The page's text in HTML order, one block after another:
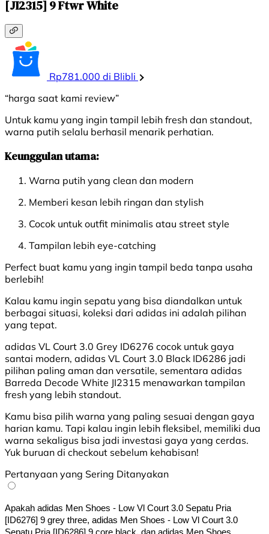
[JI2315] 9 Ftwr White
Rp781.000 di Blibli
“harga saat kami review”
Untuk kamu yang ingin tampil lebih fresh dan standout,
warna putih selalu berhasil menarik perhatian.
Keunggulan utama:
Warna putih yang clean dan modern
Memberi kesan lebih ringan dan stylish
Cocok untuk outfit minimalis atau street style
Tampilan lebih eye-catching
Perfect buat kamu yang ingin tampil beda tanpa usaha
berlebih!
Kalau kamu ingin sepatu yang bisa diandalkan untuk
berbagai situasi, koleksi dari adidas ini adalah pilihan
yang tepat.
adidas VL Court 3.0 Grey ID6276 cocok untuk gaya
santai modern, adidas VL Court 3.0 Black ID6286 jadi
pilihan paling aman dan versatile, sementara adidas
Barreda Decode White JI2315 menawarkan tampilan
fresh yang lebih standout.
Kamu bisa pilih warna yang paling sesuai dengan gaya
harian kamu. Tapi kalau ingin lebih fleksibel, memiliki dua
warna sekaligus bisa jadi investasi gaya yang cerdas.
Yuk buruan di checkout sebelum kehabisan!
Pertanyaan yang Sering Ditanyakan
Apakah adidas Men Shoes - Low Vl Court 3.0 Sepatu Pria
[ID6276] 9 grey three, adidas Men Shoes - Low Vl Court 3.0
Sepatu Pria [ID6286] 9 core black, dan adidas Men Shoes